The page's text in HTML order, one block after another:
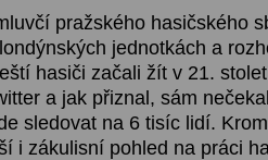
pražského hasičského
jednotkách a
hasiči začali žít v 21.
a jak přiznal, sám
sledovat na 6 tisíc lidí.
i zákulisní pohled na práci